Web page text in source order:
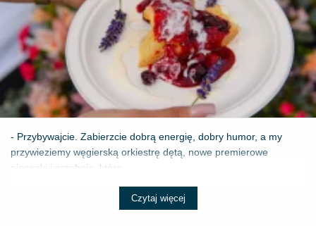
- Przybywajcie. Zabierzcie dobrą energię, dobry humor, a my
przywieziemy węgierską orkiestrę dętą, nowe premierowe
piosenki i przeboje, które ...
Czytaj więcej